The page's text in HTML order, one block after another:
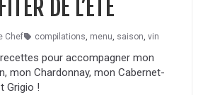
DE L’ÉTÉ
Chef compilations, menu, saison, vin
pour accompagner mon
mon Chardonnay, mon Cabernet-
Grigio !